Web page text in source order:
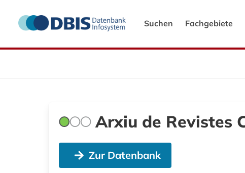
Suchen Fachgebiete
Arxiu de Revistes
Zur Datenbank